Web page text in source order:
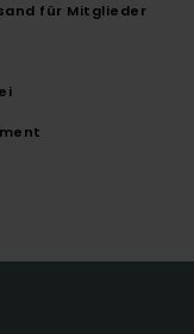
für Mitglieder